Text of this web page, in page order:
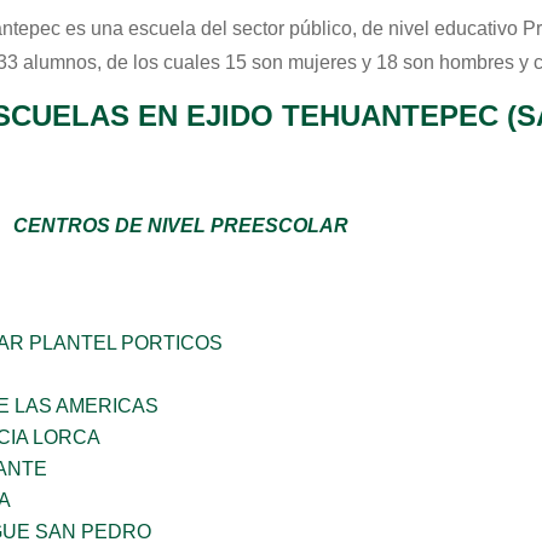
es una escuela del sector público, de nivel educativo
alumnos, de los cuales 15 son mujeres y 18 son hombres y
EN EJIDO TEHUANTEPEC
CENTROS DE NIVEL PREESCOLAR
PLANTEL PORTICOS
LAS AMERICAS
LORCA
SAN PEDRO